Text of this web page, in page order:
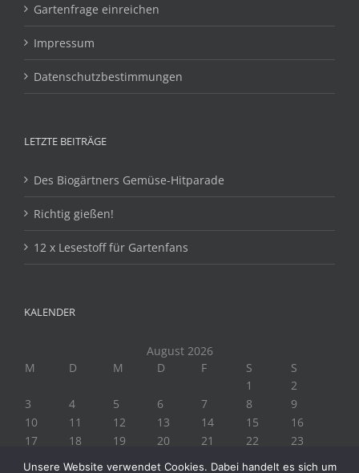
Gartenfrage einreichen
Impressum
Datenschutzbestimmungen
LETZTE BEITRÄGE
Des Biogärtners Gemüse-Hitparade
Richtig gießen!
12 x Lesestoff für Gartenfans
KALENDER
August 2026
M
D M D F S
S
1
2
3
4 5 6 7 8
9
10
11 12 13 14 15
16
17
18 19 20 21 22
23
Unsere Website verwendet Cookies. Dabei handelt es sich um